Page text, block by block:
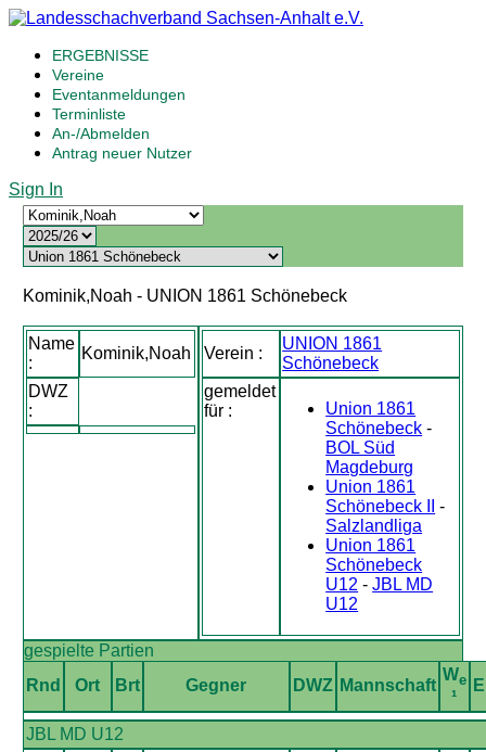
ERGEBNISSE
Vereine
Eventanmeldungen
Terminliste
An-/Abmelden
Antrag neuer Nutzer
Sign In
Kominik,Noah - UNION 1861 Schönebeck
Name
:
Kominik,Noah
DWZ
:
Verein :
UNION 1861
Schönebeck
gemeldet
für :
Union 1861
Schönebeck -
BOL Süd
Magdeburg
Union 1861
Schönebeck II
-
Salzlandliga
Union 1861
Schönebeck
U12 -JBL MD
U12
gespielte Partien
Rnd
Ort Brt Gegner DWZ Mannschaft
We
¹
JBL MD U12